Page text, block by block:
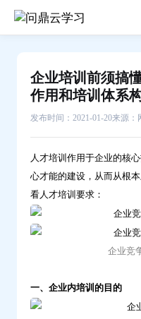
企业培训前须搞
作用和培训体系
发布时间：2021-01-20来源：
人才培训作用于企业的核
心才能的建设，从而从根
看人才培训要求：
企业竞
一、企业内培训的目的